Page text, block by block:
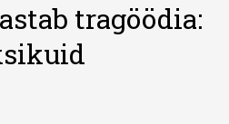
tragöödia: